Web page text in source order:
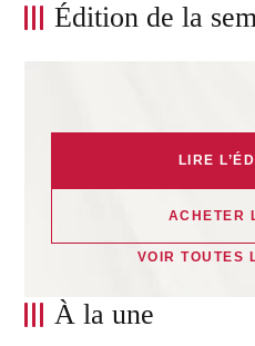
À la une
Édition de la
LIRE
ACHETER
VOIR TOUTES